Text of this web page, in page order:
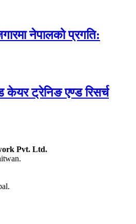
नेपालको प्रगति:
केयर ट्रेनिङ एण्ड रिसर्च
Pvt. Ltd.